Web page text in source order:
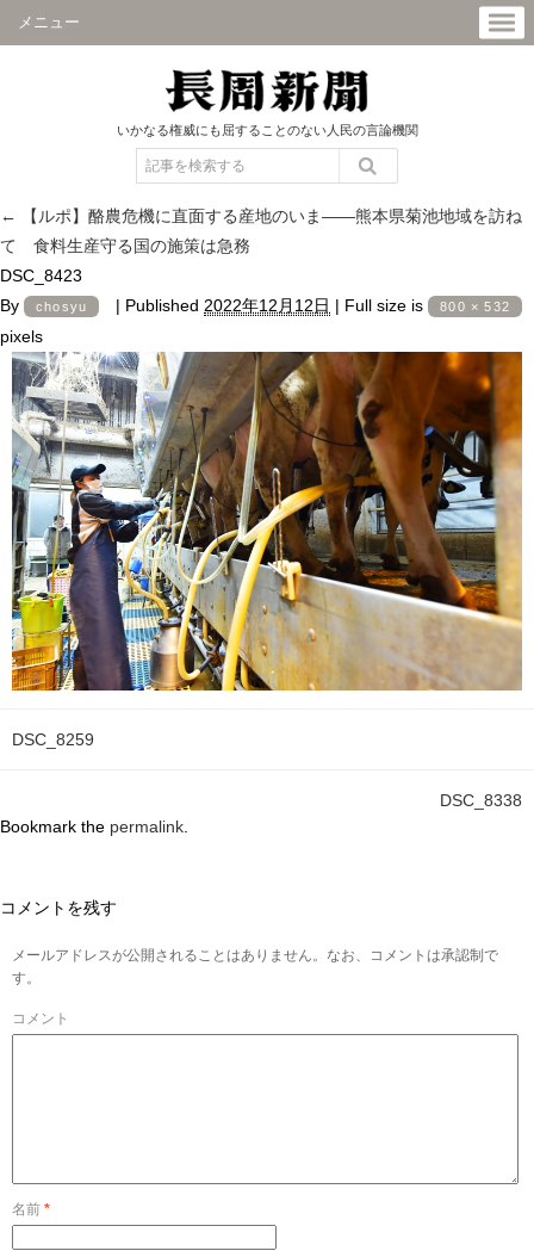
メニュー
いかなる権威にも屈することのない人民の言論機関
←
【ルポ】酪農危機に直面する産地のいま――熊本県菊池地域を訪ね
て 食料生産守る国の施策は急務
DSC_8423
By
chosyu | Published 2022年12月12日 | Full size is 800 × 532
pixels
DSC_8259
DSC_8338
Bookmark the permalink.
コメントを残す
メールアドレスが公開されることはありません。なお、コメントは承認制で
す。
コメント
名前 *